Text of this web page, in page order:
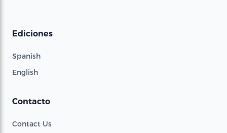
Ediciones
Spanish
English
Contacto
Contact Us